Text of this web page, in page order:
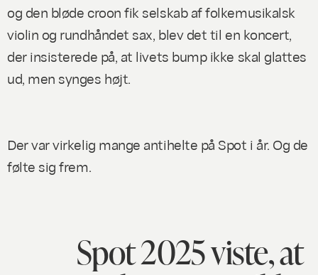
og den bløde croon fik selskab af folkemusikalsk
violin og rundhåndet sax, blev det til en koncert,
der insisterede på, at livets bump ikke skal glattes
ud, men synges højt.
Der var virkelig mange antihelte på Spot i år. Og de
følte sig frem.
Spot 2025 viste, at